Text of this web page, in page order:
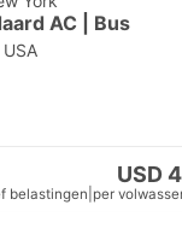
AC | Bus
USD
belastingen per